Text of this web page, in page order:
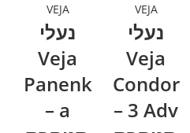
VEJA
נעלי
Veja
Condor
3 Adv –
VEJA
נעלי
Veja
Panenk
a –